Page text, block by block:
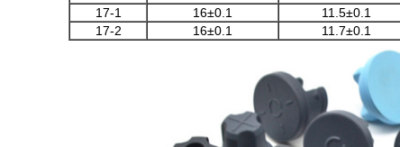
17-1
16±0.1 11.5±0.1
17-2
16±0.1 11.7±0.1